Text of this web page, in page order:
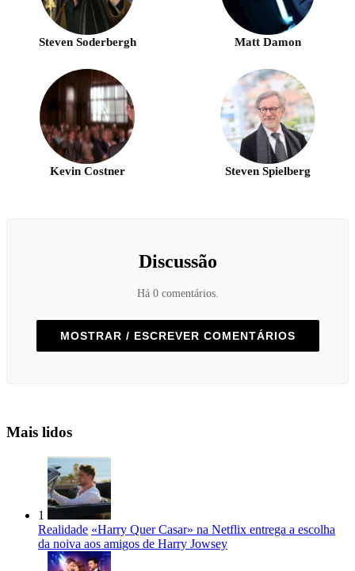
Steven Soderbergh Matt Damon
Kevin Costner Steven Spielberg
Discussão
Há 0 comentários.
MOSTRAR / ESCREVER COMENTÁRIOS
Mais lidos
1
Realidade «Harry Quer Casar» na Netflix entrega a escolha
da noiva aos amigos de Harry Jowsey